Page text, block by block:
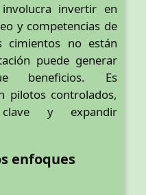
invertir en
y competencias de
cimientos no están
puede generar
beneficios. Es
pilotos controlados,
clave y expandir
enfoques